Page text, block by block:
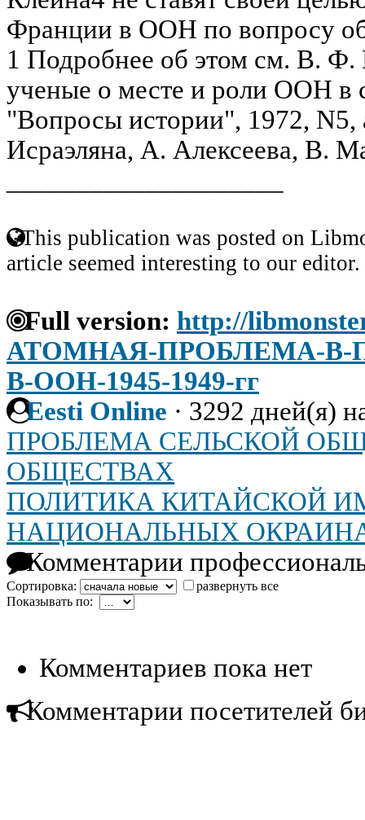
Франции в ООН по вопросу
1 Подробнее об этом см. В. Ф.
ученые о месте и роли ООН в
"Вопросы истории", 1972, N5,
Исраэляна, А. Алексеева, В.
This publication was posted on
article seemed interesting to our editor.
Full version: http://
АТОМНАЯ-ПРОБЛЕМА-
В-ООН-1945-1949-гг
Eesti Online · 3292 дней(я)
ПРОБЛЕМА СЕЛЬСКОЙ
ОБЩЕСТВАХ
ПОЛИТИКА КИТАЙСКОЙ
НАЦИОНАЛЬНЫХ
Комментарии
Сортировка:
развернуть все
Показывать по:
Комментариев пока нет
Комментарии посетителей